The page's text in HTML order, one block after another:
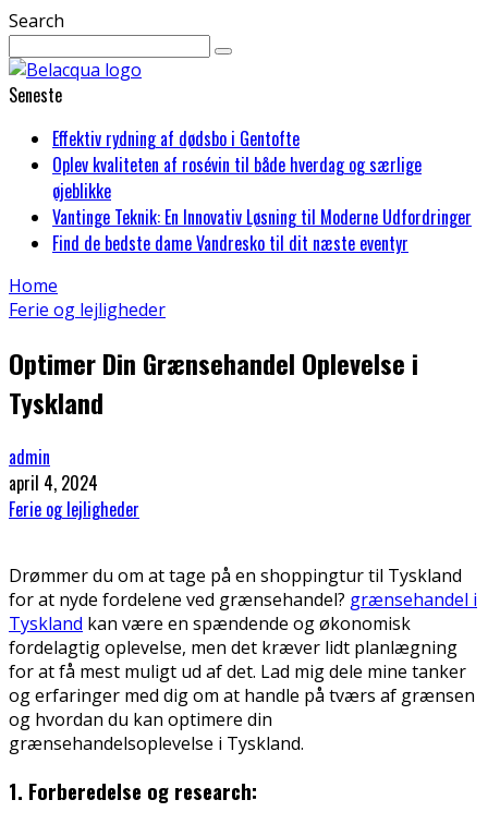
Search
Seneste
Effektiv rydning af dødsbo i Gentofte
Oplev kvaliteten af rosévin til både hverdag og særlige
øjeblikke
Vantinge Teknik: En Innovativ Løsning til Moderne Udfordringer
Find de bedste dame Vandresko til dit næste eventyr
Home
Ferie og lejligheder
Optimer Din Grænsehandel Oplevelse i
Tyskland
admin
april 4, 2024
Ferie og lejligheder
Drømmer du om at tage på en shoppingtur til Tyskland
for at nyde fordelene ved grænsehandel? grænsehandel i
Tyskland kan være en spændende og økonomisk
fordelagtig oplevelse, men det kræver lidt planlægning
for at få mest muligt ud af det. Lad mig dele mine tanker
og erfaringer med dig om at handle på tværs af grænsen
og hvordan du kan optimere din
grænsehandelsoplevelse i Tyskland.
1. Forberedelse og research: